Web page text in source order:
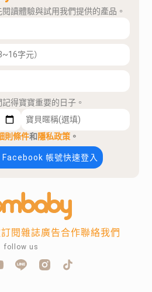
讀體驗與試用我們提供的產品。
得寶寶重要的日子。
則條件和隱私政策 。
Facebook 帳號快速登入
訂閱雜誌廣告合作聯絡我們
follow us